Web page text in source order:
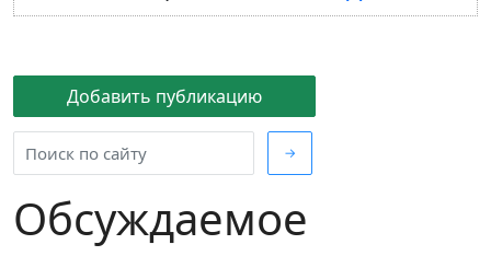
Добавить публикацию
→
Обсуждаемое